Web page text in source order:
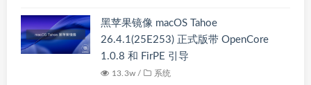
黑苹果镜像 macOS Tahoe
26.4.1(25E253) 正式版带 OpenCore
1.0.8 和 FirPE 引导
13.3w / 系统